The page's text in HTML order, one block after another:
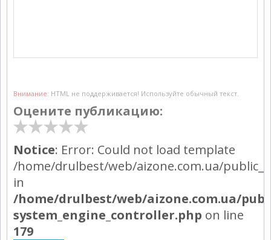
Внимание: HTML не поддерживается! Используйте обычный текст.
Оцените публикацию:
Notice: Error: Could not load template
/home/drulbest/web/aizone.com.ua/
in
/home/drulbest/web/aizone.com.ua/
system_engine_controller.php on line
179